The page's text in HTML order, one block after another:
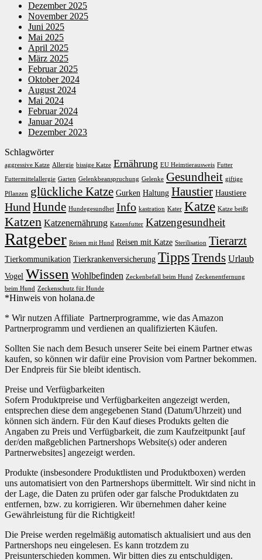
Dezember 2025
November 2025
Juni 2025
Mai 2025
April 2025
März 2025
Februar 2025
Oktober 2024
August 2024
Mai 2024
Februar 2024
Januar 2024
Dezember 2023
Schlagwörter
aggressive Katze Allergie bissige Katze Ernährung EU Heimtierausweis Futter
Futtermittelallergie Garten Gelenkbeanspruchung Gelenke Gesundheit giftige
Pflanzen glückliche Katze Gurken Haltung Haustier Haustiere
Hund Hunde Hundegesundhet Info kastration Kater Katze Katze beißt
Katzen Katzenernährung Katzenfutter Katzengesundheit
Ratgeber Reisen mit Hund Reisen mit Katze Sterilisation Tierarzt
Tierkommunikation Tierkrankenversicherung TippsTrends Urlaub
Vogel Wissen Wohlbefinden Zeckenbefall beim Hund Zeckenentfernung
beim Hund Zeckenschutz für Hunde
*Hinweis von holana.de
* Wir nutzen Affiliate Partnerprogramme, wie das Amazon
Partnerprogramm und verdienen an qualifizierten Käufen.
Sollten Sie nach dem Besuch unserer Seite bei einem Partner etwas
kaufen, so können wir dafür eine Provision vom Partner bekommen.
Der Endpreis für Sie bleibt identisch.
Preise und Verfügbarkeiten
Sofern Produktpreise und Verfügbarkeiten angezeigt werden,
entsprechen diese dem angegebenen Stand (Datum/Uhrzeit) und
können sich ändern. Für den Kauf dieses Produkts gelten die
Angaben zu Preis und Verfügbarkeit, die zum Kaufzeitpunkt [auf
der/den maßgeblichen Partnershops Website(s) oder anderen
Partnerwebsites] angezeigt werden.
Produkte (insbesondere Produktlisten und Produktboxen) werden
uns automatisiert von den Partnershops übermittelt. Wir sind nicht in
der Lage, die Daten zu prüfen oder gar falsche Produktdaten zu
entfernen, bzw. zu korrigieren. Wir übernehmen daher keine
Gewährleistung für die Richtigkeit!
Die Preise werden regelmäßig automatisch aktualisiert und aus den
Partnershops neu eingelesen. Es kann trotzdem zu
Preisunterschieden kommen. Wir bitten dies zu entschuldigen.